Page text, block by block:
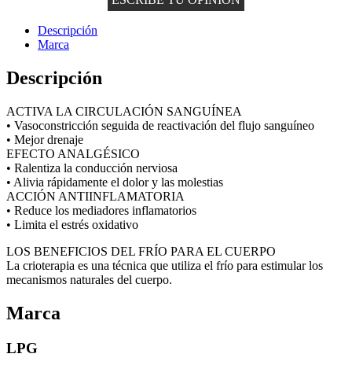
Descripción
Marca
Descripción
ACTIVA LA CIRCULACIÓN SANGUÍNEA
• Vasoconstricción seguida de reactivación del flujo sanguíneo
• Mejor drenaje
EFECTO ANALGÉSICO
• Ralentiza la conducción nerviosa
• Alivia rápidamente el dolor y las molestias
ACCIÓN ANTIINFLAMATORIA
• Reduce los mediadores inflamatorios
• Limita el estrés oxidativo
LOS BENEFICIOS DEL FRÍO PARA EL CUERPO
La crioterapia es una técnica que utiliza el frío para estimular los
mecanismos naturales del cuerpo.
Marca
LPG